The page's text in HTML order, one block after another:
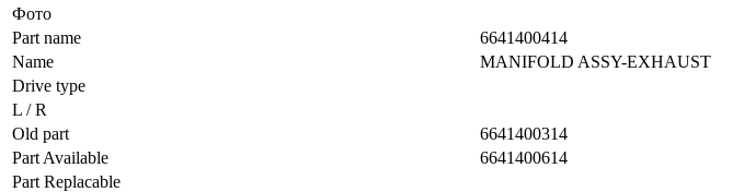
Фото
Part name
6641400414
Name
MANIFOLD ASSY-EXHAUST
Drive type
L / R
Old part
6641400314
Part Available
6641400614
Part Replacable